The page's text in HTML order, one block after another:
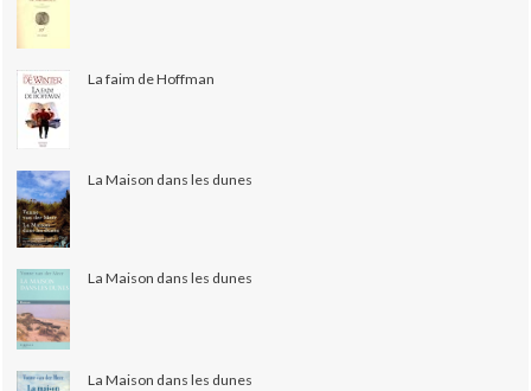
La faim de Hoffman
La Maison dans les dunes
La Maison dans les dunes
La Maison dans les dunes